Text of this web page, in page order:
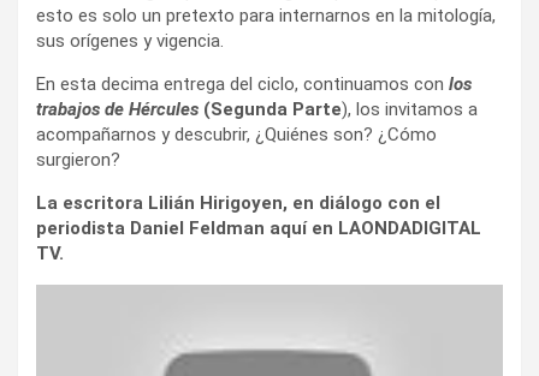
esto es solo un pretexto para internarnos en la mitología,
sus orígenes y vigencia.
En esta decima entrega del ciclo, continuamos con los
trabajos de Hércules (Segunda Parte), los invitamos a
acompañarnos y descubrir, ¿Quiénes son? ¿Cómo
surgieron?
La escritora Lilián Hirigoyen, en diálogo con el
periodista Daniel Feldman aquí en LAONDADIGITAL
TV.